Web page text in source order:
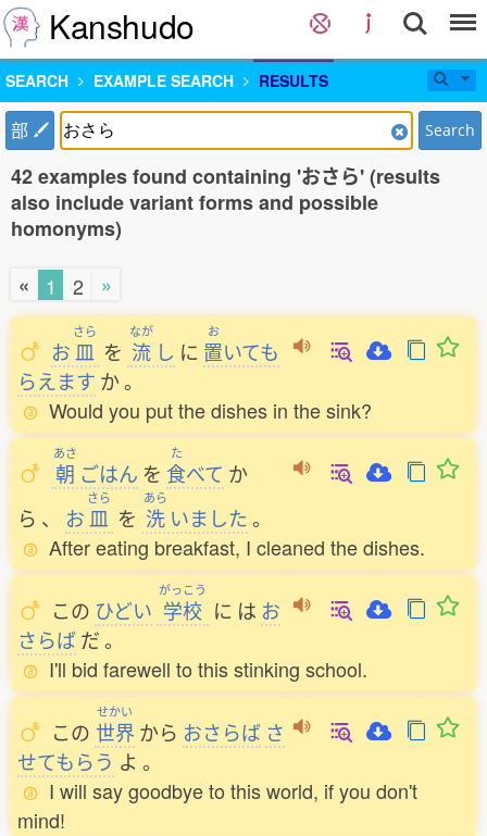
Kanshudo
SEARCH EXAMPLE SEARCH RESULTS
部 Search
42 examples found containing 'おさら' (results
also include variant forms and possible
homonyms)
« 1 2 »
お
さら
皿 を
なが
流 し に
お
置いても
らえます か。
Would you put the dishes in the sink?
あさ
朝 ごはん を
た
食べて か
ら 、 お
さら
皿 を
あら
洗 いました。
After eating breakfast, I cleaned the dishes.
この ひどい
がっこう
学校 に は お
さらばだ。
I'll bid farewell to this stinking school.
この
せかい
世界 から おさらば さ
せてもらう よ 。
I will say goodbye to this world, if you don't
mind!